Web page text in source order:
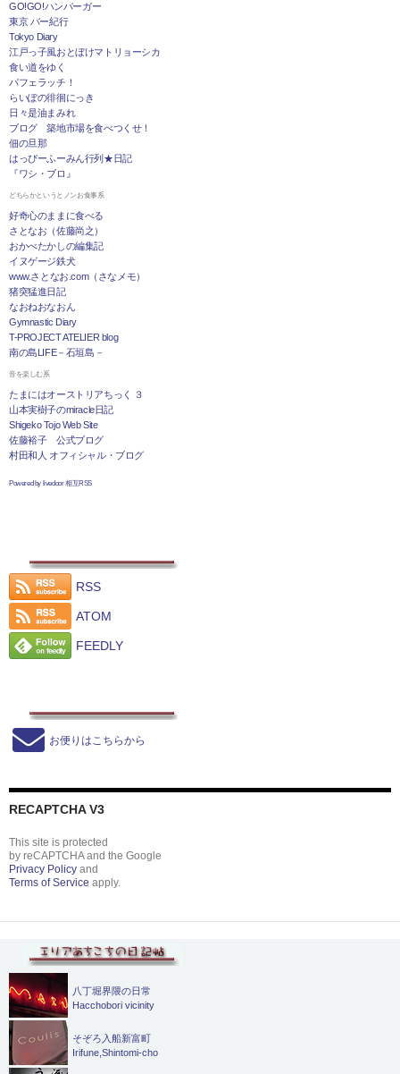
GO!GO!ハンバーガー
東京 バー紀行
Tokyo Diary
江戸っ子風おとぼけマトリョーシカ
食い道をゆく
パフェラッチ！
らいぽの徘徊にっき
日々是油まみれ
ブログ 築地市場を食べつくせ！
佃の旦那
はっぴーふーみん行列★日記
『ワシ・ブロ』
どちらかというとノンお食事系
好奇心のままに食べる
さとなお（佐藤尚之）
おかべたかしの編集記
イヌゲージ鉄犬
www.さとなお.com（さなメモ）
猪突猛進日記
なおねおなおん
Gymnastic Diary
T-PROJECT ATELIER blog
南の島LIFE－石垣島－
音を楽しむ系
たまにはオーストリアちっく ３
山本実樹子のmiracle日記
Shigeko Tojo Web Site
佐藤裕子 公式ブログ
村田和人 オフィシャル・ブログ
Powered by livedoor 相互RSS
RSS
ATOM
FEEDLY
お便りはこちらから
RECAPTCHA V3
This site is protected
by reCAPTCHA and the Google
Privacy Policy and
Terms of Service apply.
八丁堀界隈の日常
Hacchobori vicinity
そぞろ入船新富町
Irifune,Shintomi-cho